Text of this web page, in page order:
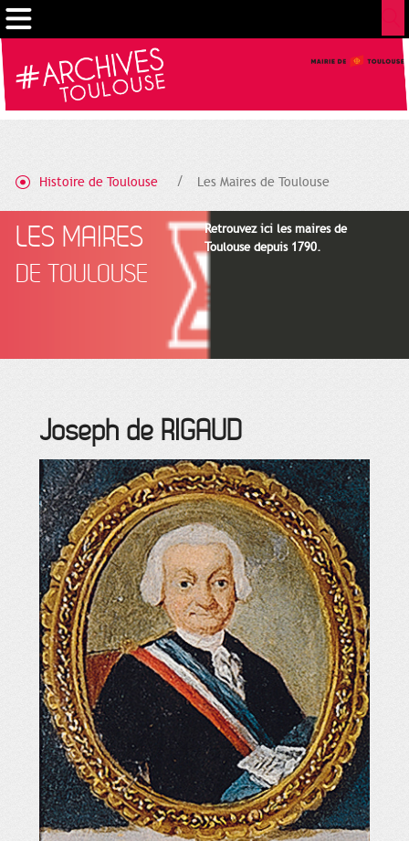
Histoire de Toulouse Les Maires de Toulouse
LES MAIRES
DE TOULOUSE
Retrouvez ici les maires de
Toulouse depuis 1790.
Joseph de RIGAUD
Cookies management panel